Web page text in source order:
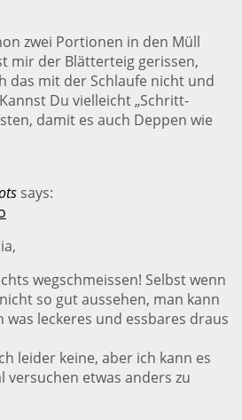
zwei Portionen in den Müll
mir der Blätterteig gerissen,
das mit der Schlaufe nicht und
Du vielleicht „Schritt-
damit es auch Deppen wie
says:
wegschmeissen! Selbst wenn
so gut aussehen, man kann
was leckeres und essbares draus
leider keine, aber ich kann es
versuchen etwas anders zu